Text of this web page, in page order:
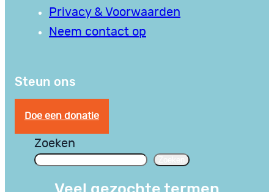
Privacy & Voorwaarden
Neem contact op
Steun ons
Doe een donatie
Zoeken